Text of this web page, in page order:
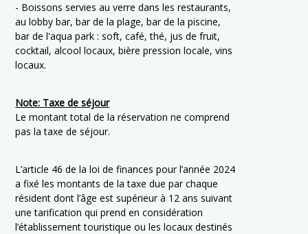
- Boissons servies au verre dans les restaurants,
au lobby bar, bar de la plage, bar de la piscine,
bar de l'aqua park : soft, café, thé, jus de fruit,
cocktail, alcool locaux, bière pression locale, vins
locaux.
Note: Taxe de séjour
Le montant total de la réservation ne comprend
pas la taxe de séjour.
L’article 46 de la loi de finances pour l’année 2024
a fixé les montants de la taxe due par chaque
résident dont l’âge est supérieur à 12 ans suivant
une tarification qui prend en considération
l’établissement touristique ou les locaux destinés